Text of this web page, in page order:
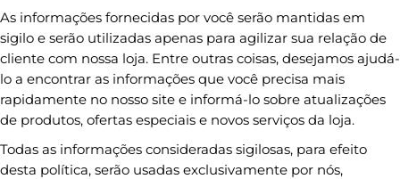
As informações fornecidas por você serão mantidas em
sigilo e serão utilizadas apenas para agilizar sua relação de
cliente com nossa loja. Entre outras coisas, desejamos ajudá-
lo a encontrar as informações que você precisa mais
rapidamente no nosso site e informá-lo sobre atualizações
de produtos, ofertas especiais e novos serviços da loja.
Todas as informações consideradas sigilosas, para efeito
desta política, serão usadas exclusivamente por nós,